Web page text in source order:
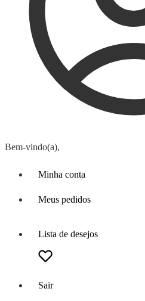
Bem-vindo(a),
Minha conta
Meus pedidos
Lista de desejos
Sair